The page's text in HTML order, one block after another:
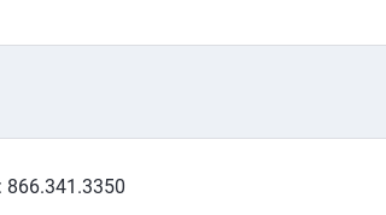
866.341.3350